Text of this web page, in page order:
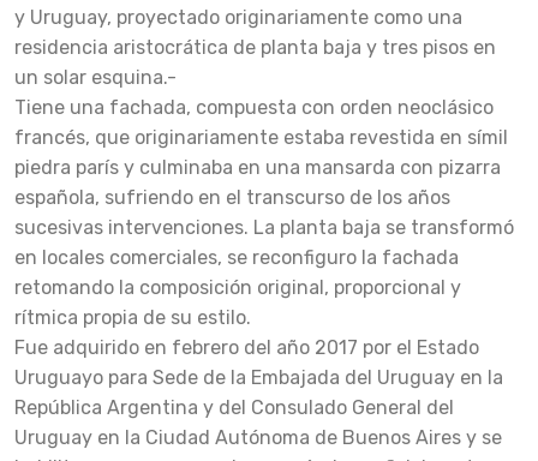
y Uruguay, proyectado originariamente como una
residencia aristocrática de planta baja y tres pisos en
un solar esquina.-
Tiene una fachada, compuesta con orden neoclásico
francés, que originariamente estaba revestida en símil
piedra parís y culminaba en una mansarda con pizarra
española, sufriendo en el transcurso de los años
sucesivas intervenciones. La planta baja se transformó
en locales comerciales, se reconfiguro la fachada
retomando la composición original, proporcional y
rítmica propia de su estilo.
Fue adquirido en febrero del año 2017 por el Estado
Uruguayo para Sede de la Embajada del Uruguay en la
República Argentina y del Consulado General del
Uruguay en la Ciudad Autónoma de Buenos Aires y se